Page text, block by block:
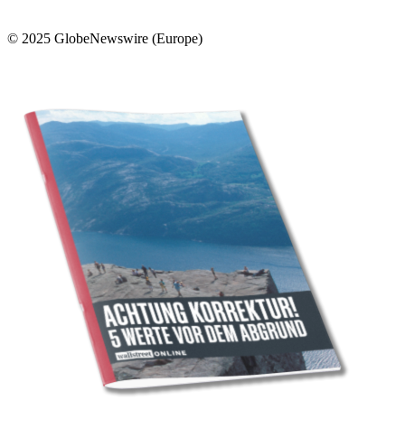
© 2025 GlobeNewswire (Europe)